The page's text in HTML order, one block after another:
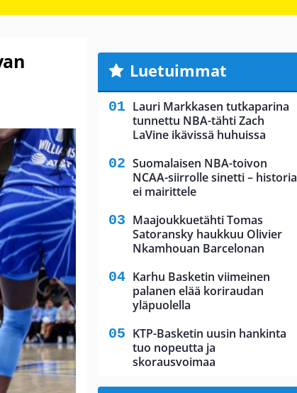
Luetuimmat
Lauri Markkasen tutkaparina
tunnettu NBA-tähti Zach
LaVine ikävissä huhuissa
Suomalaisen NBA-toivon
NCAA-siirrolle sinetti – historia
ei mairittele
Maajoukkuetähti Tomas
Satoransky haukkuu Olivier
Nkamhouan Barcelonan
Karhu Basketin viimeinen
palanen elää koriraudan
yläpuolella
KTP-Basketin uusin hankinta
tuo nopeutta ja
skorausvoimaa